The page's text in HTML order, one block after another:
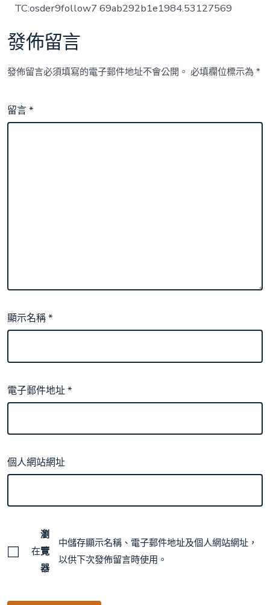
TC:osder9follow7 69ab292b1e1984.53127569
發佈留言
發佈留言必須填寫的電子郵件地址不會公開。 必填欄位標示為*
留言*
顯示名稱*
電子郵件地址*
個人網站網址
在
瀏
覽
器
中儲存顯示名稱、電子郵件地址及個人網站網址，
以供下次發佈留言時使用。